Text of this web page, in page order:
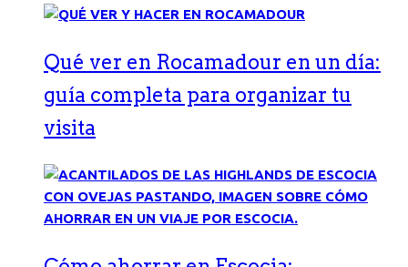
Qué ver en Rocamadour en un día:
guía completa para organizar tu
visita